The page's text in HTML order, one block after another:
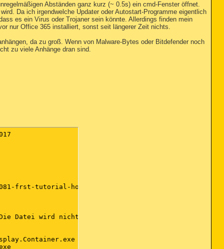
Abständen ganz kurz (~ 0.5s) ein cmd-Fenster öffnet.
Da ich irgendwelche Updater oder Autostart-Programme eigentlich
es ein Virus oder Trojaner sein könnte. Allerdings finden mein
nur Office 365 installiert, sonst seit längerer Zeit nichts.
da zu groß. Wenn von Malware-Bytes oder Bitdefender noch
zu viele Anhänge dran sind.
[bdThunderbird@bitdefender.com] - D:\Bitdefender\Bitdefender 2017\bdtbext
FF Plugin: @microsoft.com/SharePoint,version=14.0 -> C:\Program Files\Microsoft Office\root\Office16\NPSPWRAP.DLL [2017-05-27] (Microsoft Corporation)
FF Plugin-x32: @microsoft.com/